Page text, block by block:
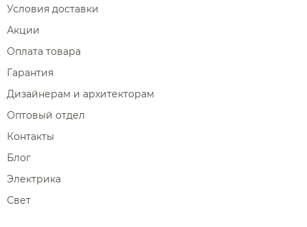
Условия доставки
Акции
Оплата товара
Гарантия
Дизайнерам и архитекторам
Оптовый отдел
Контакты
Блог
Электрика
Свет